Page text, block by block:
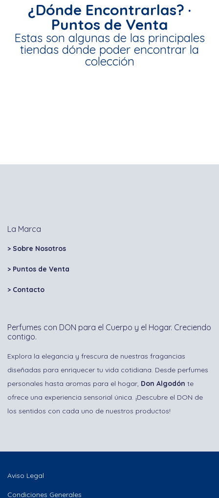
¿Dónde Encontrarlas? ·
Puntos de Venta
Estas son algunas de las principales
tiendas dónde poder encontrar la
colección
La Marca
> Sobre Nosotros
> Puntos de Venta
> Contacto
Perfumes con DON para el Cuerpo y el Hogar. Creciendo
contigo.
Explora la elegancia y frescura de nuestras fragancias
diseñadas para enriquecer tu vida cotidiana. Desde perfumes
personales hasta aromas para el hogar, Don Algodón te
ofrece una experiencia sensorial única. ¡Descubre el DON de
los sentidos con cada uno de nuestros productos!
Aviso Legal
Condiciones Generales